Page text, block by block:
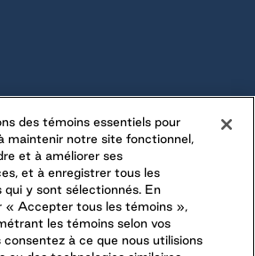
AVEC NOUS
des témoins essentiels pour
maintenir notre site fonctionnel,
et à améliorer ses
et à enregistrer tous les
qui y sont sélectionnés. En
« Accepter tous les témoins »,
les témoins selon vos
consentez à ce que nous utilisions